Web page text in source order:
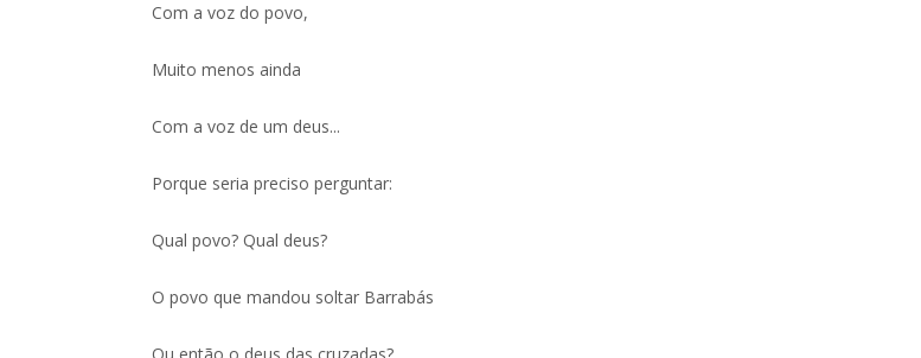
Com a voz do povo,
Muito menos ainda
Com a voz de um deus...
Porque seria preciso perguntar:
Qual povo? Qual deus?
O povo que mandou soltar Barrabás